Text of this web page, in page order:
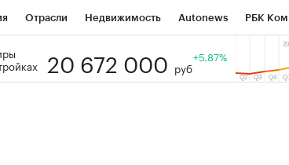
Отрасли Недвижимость Autonews РБК
Тренды
20 672 000 руб
+5.87%